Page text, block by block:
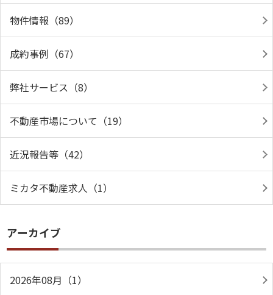
物件情報（89）
成約事例（67）
弊社サービス（8）
不動産市場について（19）
近況報告等（42）
ミカタ不動産求人（1）
アーカイブ
2026年08月（1）